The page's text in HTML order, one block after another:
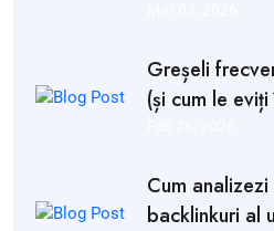
Greșeli
(și cum le
Cum
backlinkuri al